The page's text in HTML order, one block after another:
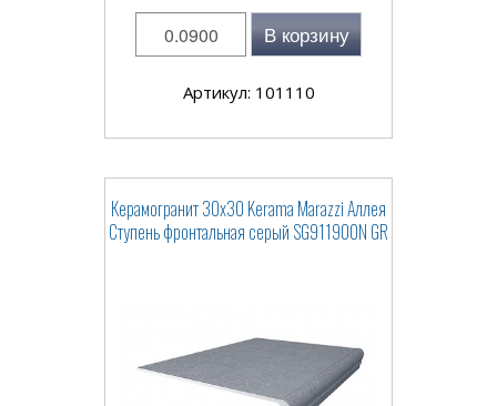
В корзину
Артикул: 101110
Керамогранит 30x30 Kerama Marazzi Аллея
Ступень фронтальная серый SG911900N GR